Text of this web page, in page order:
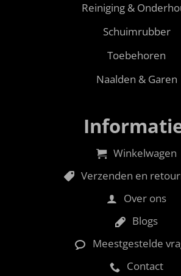
Reiniging &
Schuimrubber
Toebehoren
Naalden & Garen
Winkelwagen
Verzenden en
Over ons
Blogs
Meestgestelde
Contact